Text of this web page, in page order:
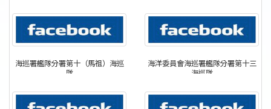
海巡署艦隊分署第十（馬祖）海巡
隊
海洋委員會海巡署艦隊分署第十三
海巡隊